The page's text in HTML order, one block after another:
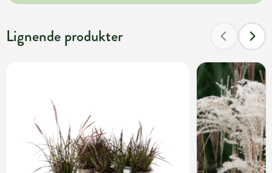
Lignende produkter